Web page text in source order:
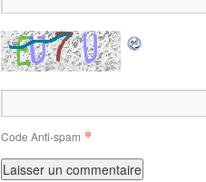
Code Anti-spam *